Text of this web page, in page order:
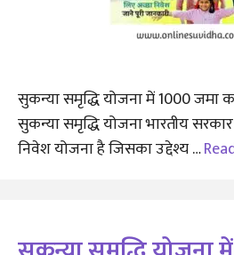
सुकन्या समृद्धि योजना में 1000 जमा
सुकन्या समृद्धि योजना भारतीय
निवेश योजना है जिसका उद्देश्य …